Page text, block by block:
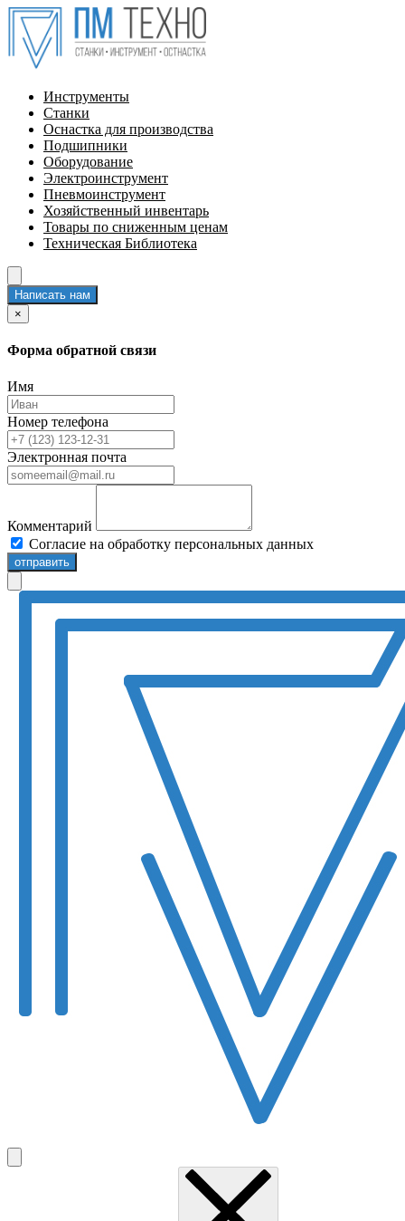
Инструменты
Станки
Оснастка для производства
Подшипники
Оборудование
Электроинструмент
Пневмоинструмент
Хозяйственный инвентарь
Товары по сниженным ценам
Техническая Библиотека
Написать нам
×
Форма обратной связи
Имя
Номер телефона
Электронная почта
Комментарий
Согласие на обработку персональных данных
отправить